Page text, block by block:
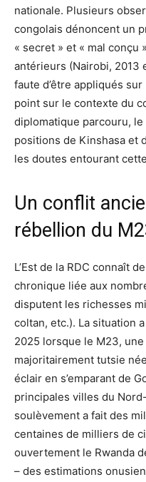
nationale. Plusieurs
congolais dénoncent un
« secret » et « mal conçu
antérieurs (Nairobi, 2013
faute d’être appliqués
point sur le contexte du
diplomatique parcouru, le
positions de Kinshasa et
les doutes entourant
Un conflit
rébellion du
L’Est de la RDC connaît
chronique liée aux
disputent les richesses
coltan, etc.). La situation
2025 lorsque le M23,
majoritairement tutsie
éclair en s’emparant de
principales villes du
soulèvement a fait des
centaines de milliers de
ouvertement le Rwanda
– des estimations